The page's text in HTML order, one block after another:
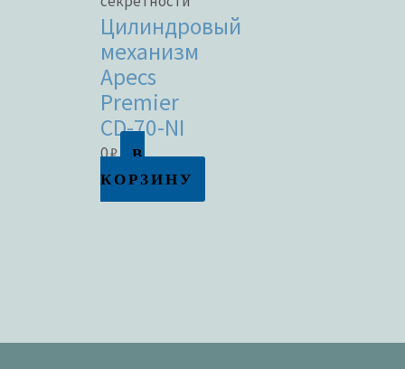
Цилиндровый
механизм
Apecs
Premier
CD-70-NI
0₽
В
КОРЗИНУ